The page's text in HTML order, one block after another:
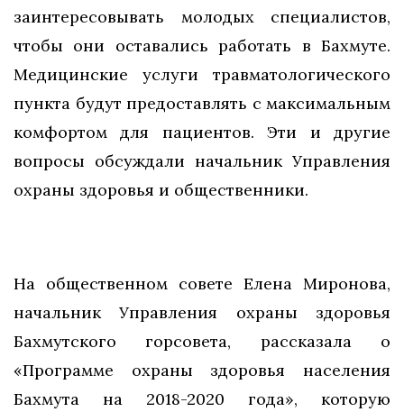
заинтересовывать молодых специалистов,
чтобы они оставались работать в Бахмуте.
Медицинские услуги травматологического
пункта будут предоставлять с максимальным
комфортом для пациентов. Эти и другие
вопросы обсуждали начальник Управления
охраны здоровья и общественники.
На общественном совете Елена Миронова,
начальник Управления охраны здоровья
Бахмутского горсовета, рассказала о
«Программе охраны здоровья населения
Бахмута на 2018-2020 года», которую